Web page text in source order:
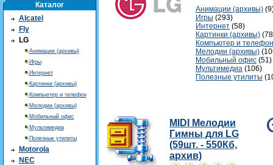
Каталог
Alcatel
Fly
LG
Анимации (архивы)
Игры
Интернет
Картинки (архивы)
Компьютер и телефон
Мелодии (архивы)
Мобильный офис
Мультимедиа
Полезные утилиты
Motorola
NEC
Анимации (архивы)
Игры (293)
Интернет (58)
Картинки (архивы)
Компьютер и телефон
Мелодии (архивы)
Мобильный офис (51)
Мультимедиа (106)
Полезные утилиты
MIDI Мелодии
Гимны для LG
(59шт. - 550Кб,
архив)